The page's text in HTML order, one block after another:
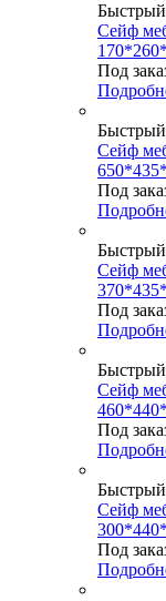
Сейф
Под
Сейф
Под
Сейф
Под
Сейф
Под
Сейф
Под